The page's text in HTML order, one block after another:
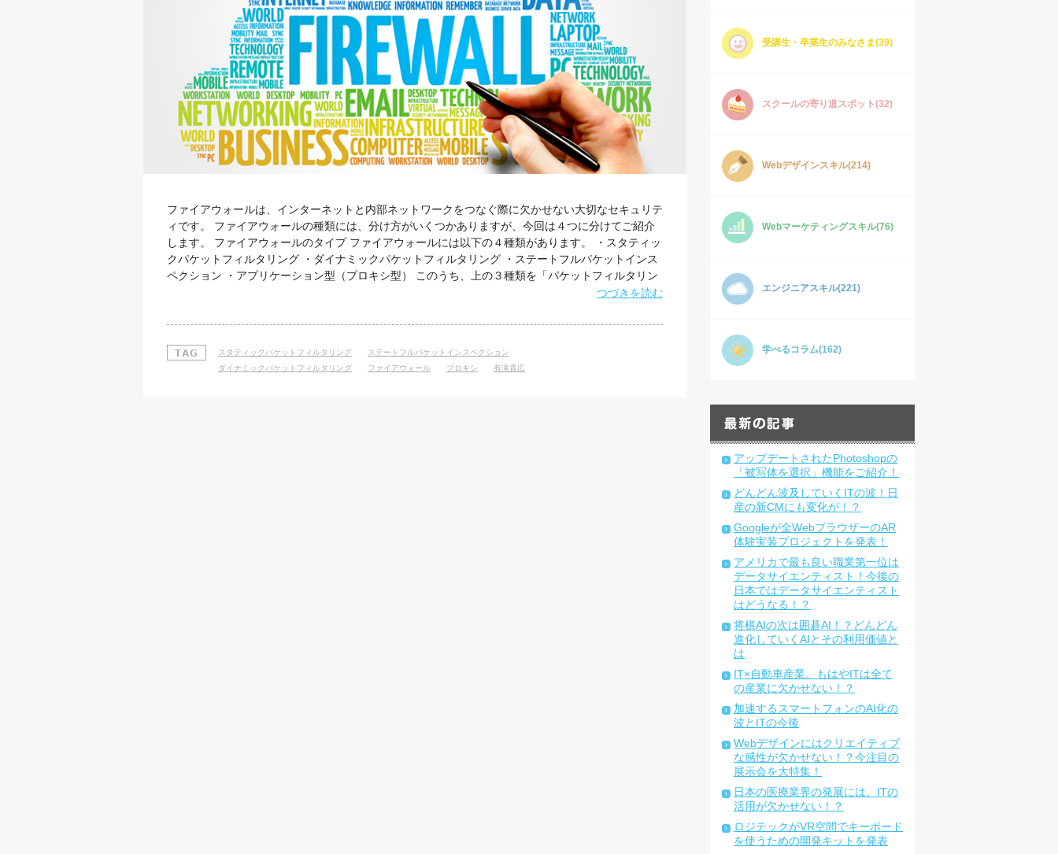
ファイアウォールは、インターネットと内部ネットワークをつなぐ際に欠かせない大切なセキュリテ
ィです。 ファイアウォールの種類には、分け方がいくつかありますが、今回は４つに分けてご紹介
します。 ファイアウォールのタイプ ファイアウォールには以下の４種類があります。 ・スタティッ
クパケットフィルタリング ・ダイナミックパケットフィルタリング ・ステートフルパケットインス
ペクション ・アプリケーション型（プロキシ型） このうち、上の３種類を「パケットフィルタリン
グ型」とひとくくりにして、 アプリケーション型と対比させる分類方法もあります。 パケットフィ
いう小さな単位に分けてやりとりします。 パケットフィルタリ
つづきを読む
スタティックパケットフィルタリング
ステートフルパケットインスペクション
ダイナミックパケットフィルタリング
ファイアウォール プロキシ 有滝貴広
受講生・卒業生のみなさま(39)
スクールの寄り道スポット(32)
Webデザインスキル(214)
Webマーケティングスキル(76)
エンジニアスキル(221)
学べるコラム(162)
アップデートされたPhotoshopの
「被写体を選択」機能をご紹介！
どんどん波及していくITの波！日
産の新CMにも変化が！？
Googleが全WebブラウザーのAR
体験実装プロジェクトを発表！
アメリカで最も良い職業第一位は
データサイエンティスト！今後の
日本ではデータサイエンティスト
はどうなる！？
将棋AIの次は囲碁AI！？どんどん
進化していくAIとその利用価値と
は
IT×自動車産業。もはやITは全て
の産業に欠かせない！？
加速するスマートフォンのAI化の
波とITの今後
Webデザインにはクリエイティブ
な感性が欠かせない！？今注目の
展示会を大特集！
日本の医療業界の発展には、ITの
活用が欠かせない！？
ロジテックがVR空間でキーボード
を使うための開発キットを発表